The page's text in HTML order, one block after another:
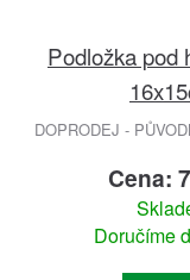
Podložka pod
DOPRODEJ -
Cena:
Doručíme